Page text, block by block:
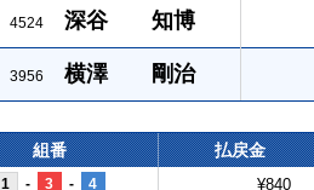
4524 深谷 知博
3956 横澤 剛治
組番 払戻金
1 - 3 - 4 ¥840